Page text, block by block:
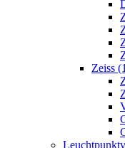
Zeiss